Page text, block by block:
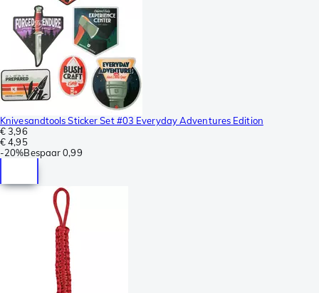
Knivesandtools Sticker Set #03 Everyday Adventures Edition
€ 3,96
€ 4,95
-20%Bespaar 0,99